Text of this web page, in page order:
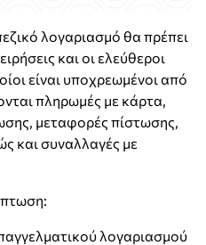
λογαριασμό θα πρέπει
και οι ελεύθεροι
είναι υποχρεωμένοι από
πληρωμές με κάρτα,
μεταφορές πίστωσης,
και συναλλαγές με
λογαριασμού